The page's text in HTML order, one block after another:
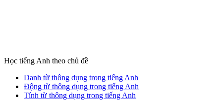
Học tiếng Anh theo chủ đề
Danh từ thông dụng trong tiếng Anh
Động từ thông dụng trong tiếng Anh
Tính từ thông dụng trong tiếng Anh